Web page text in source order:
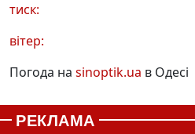
тиск:
вітер:
Погода на sinoptik.ua в Одесі
РЕКЛАМА